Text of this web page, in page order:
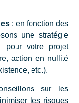
: en fonction des
une stratégie
pour votre projet
action en nullité
etc.).
sur les
les risques